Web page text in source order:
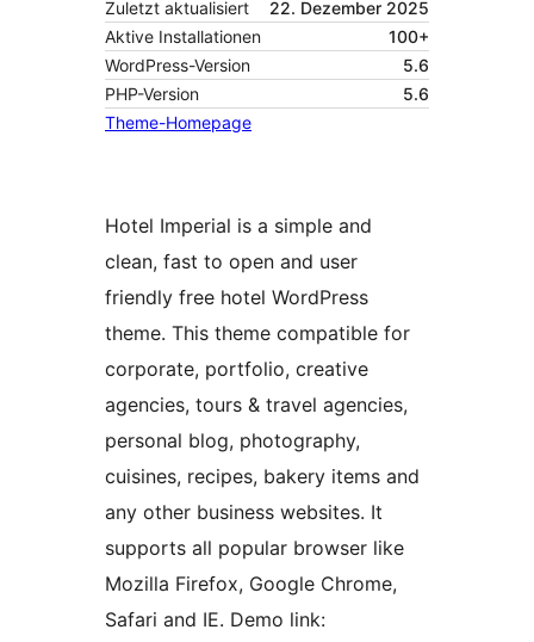
Zuletzt aktualisiert
22. Dezember 2025
Aktive Installationen
100+
WordPress-Version
5.6
PHP-Version
5.6
Theme-Homepage
Hotel Imperial is a simple and
clean, fast to open and user
friendly free hotel WordPress
theme. This theme compatible for
corporate, portfolio, creative
agencies, tours & travel agencies,
personal blog, photography,
cuisines, recipes, bakery items and
any other business websites. It
supports all popular browser like
Mozilla Firefox, Google Chrome,
Safari and IE. Demo link: